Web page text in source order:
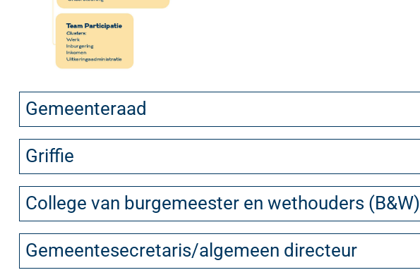
Gemeenteraad
Griffie
College van burgemeester en wethouders (B&W)
Gemeentesecretaris/algemeen directeur